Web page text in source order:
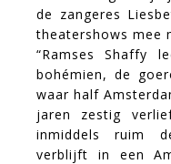
de zangeres
theatershows mee
“Ramses Shaffy
bohémien, de
waar half
jaren zestig
inmiddels ruim
verblijft in een